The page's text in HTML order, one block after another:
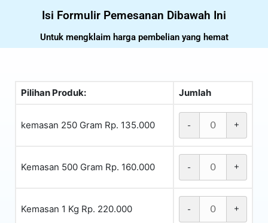
Isi Formulir Pemesanan Dibawah Ini
Untuk mengklaim harga pembelian yang hemat
Pilihan Produk: Jumlah
kemasan 250 Gram Rp. 135.000 - +
Kemasan 500 Gram Rp. 160.000 - +
Kemasan 1 Kg Rp. 220.000 - +